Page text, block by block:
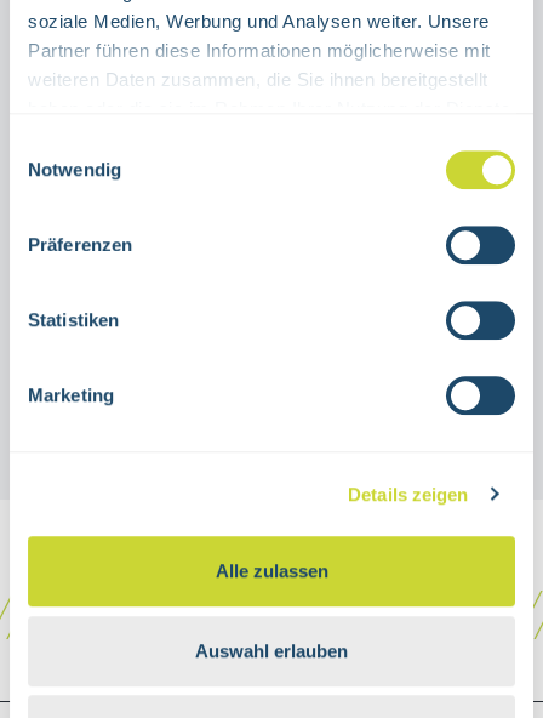
soziale Medien, Werbung und Analysen weiter. Unsere
Partner führen diese Informationen möglicherweise mit
weiteren Daten zusammen, die Sie ihnen bereitgestellt
Notwendig
Präferenzen
Statistiken
Marketing
Details zeigen
Alle zulassen
Auswahl erlauben
IN DEN WARENKORB
Fußabdruck, langnachleuchtend mit Anti-
Alu HI 300 Bei EverGlow® erhalten Sie: